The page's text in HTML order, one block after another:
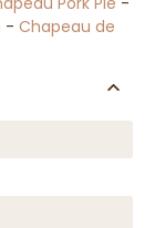
- Chapeau de